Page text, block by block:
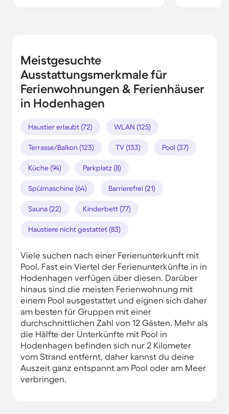
Meistgesuchte
Ausstattungsmerkmale für
Ferienwohnungen & Ferienhäuser
in Hodenhagen
Haustier erlaubt (72) WLAN (125)
Terrasse/Balkon (123) TV (133) Pool (37)
Küche (94) Parkplatz (8)
Spülmaschine (64) Barrierefrei (21)
Sauna (22) Kinderbett (77)
Haustiere nicht gestattet (83)
Viele suchen nach einer Ferienunterkunft mit
Pool. Fast ein Viertel der Ferienunterkünfte in in
Hodenhagen verfügen über diesen. Darüber
hinaus sind die meisten Ferienwohnung mit
einem Pool ausgestattet und eignen sich daher
am besten für Gruppen mit einer
durchschnittlichen Zahl von 12 Gästen. Mehr als
die Hälfte der Unterkünfte mit Pool in
Hodenhagen befinden sich nur 2 Kilometer
vom Strand entfernt, daher kannst du deine
Auszeit ganz entspannt am Pool oder am Meer
verbringen.